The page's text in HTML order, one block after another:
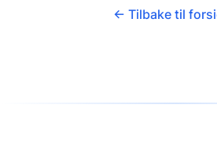
← Tilbake til